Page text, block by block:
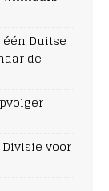
Duitse
de
voor